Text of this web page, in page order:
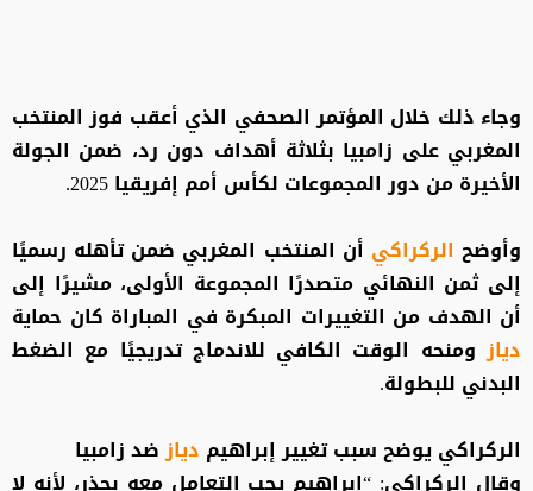
وجاء ذلك خلال المؤتمر الصحفي الذي أعقب فوز المنتخب
المغربي على زامبيا بثلاثة أهداف دون رد، ضمن الجولة
الأخيرة من دور المجموعات لكأس أمم إفريقيا 2025.
وأوضحالركراكي أن المنتخب المغربي ضمن تأهله رسميًا
إلى ثمن النهائي متصدرًا المجموعة الأولى، مشيرًا إلى
أن الهدف من التغييرات المبكرة في المباراة كان حماية
دياز ومنحه الوقت الكافي للاندماج تدريجيًا مع الضغط
البدني للبطولة.
الركراكي يوضح سبب تغيير إبراهيم ديازضد زامبيا
وقال الركراكي: “إبراهيم يجب التعامل معه بحذر، لأنه لا